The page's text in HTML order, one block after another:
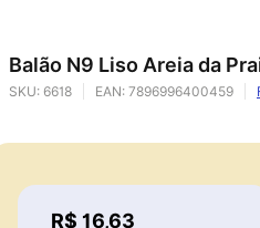
Balão N9 Liso Areia da
SKU: 6618 EAN: 7896996400459
Price:
R$ 16,63